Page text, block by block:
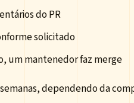
do PR
solicitado
um mantenedor faz merge
dependendo da